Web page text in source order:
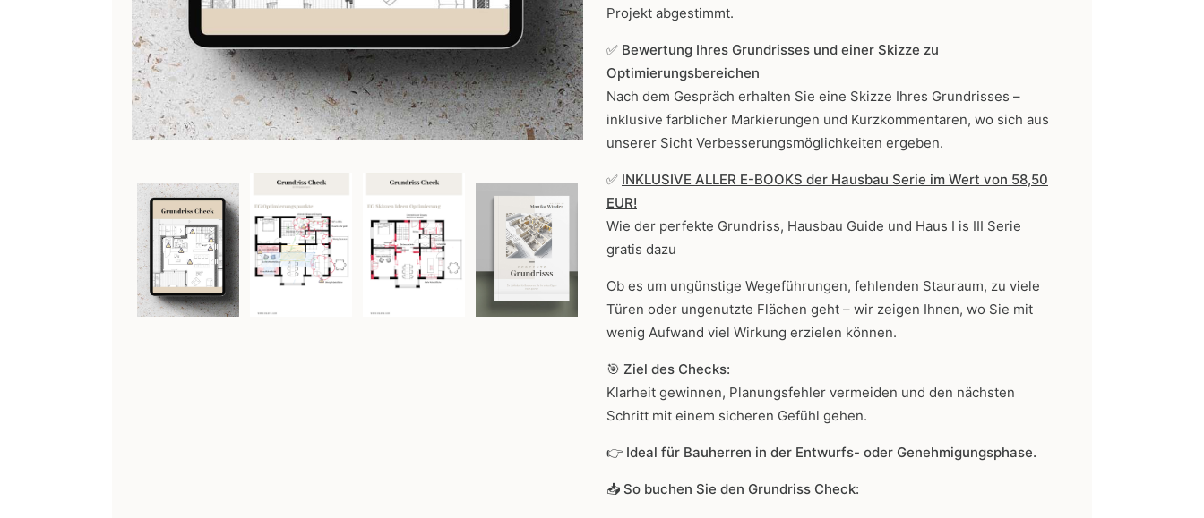
Projekt abgestimmt.
✅ Bewertung Ihres Grundrisses und einer Skizze zu
Optimierungsbereichen
Nach dem Gespräch erhalten Sie eine Skizze Ihres Grundrisses –
inklusive farblicher Markierungen und Kurzkommentaren, wo sich aus
unserer Sicht Verbesserungsmöglichkeiten ergeben.
✅ INKLUSIVE ALLER E-BOOKS der Hausbau Serie im Wert von 58,50
EUR!
Wie der perfekte Grundriss, Hausbau Guide und Haus I is III Serie
gratis dazu
Ob es um ungünstige Wegeführungen, fehlenden Stauraum, zu viele
Türen oder ungenutzte Flächen geht – wir zeigen Ihnen, wo Sie mit
wenig Aufwand viel Wirkung erzielen können.
🎯 Ziel des Checks:
Klarheit gewinnen, Planungsfehler vermeiden und den nächsten
Schritt mit einem sicheren Gefühl gehen.
👉 Ideal für Bauherren in der Entwurfs- oder Genehmigungsphase.
📥 So buchen Sie den Grundriss Check: